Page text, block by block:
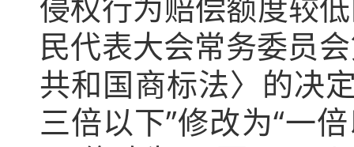
民代表大会常务委员
共和国商标法〉的决
三倍以下”修改为“一